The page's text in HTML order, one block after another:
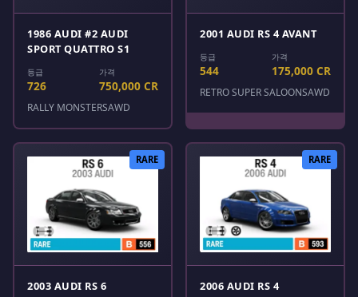
1986 AUDI #2 AUDI
SPORT QUATTRO S1
등급
726
가격
750,000 CR
RALLY MONSTERSAWD
2001 AUDI RS 4 AVANT
등급
544
가격
175,000 CR
RETRO SUPER SALOONSAWD
RARE
2003 AUDI RS 6
RARE
2006 AUDI RS 4